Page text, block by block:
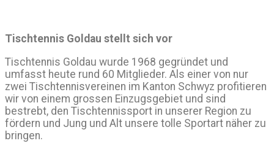
Tischtennis Goldau stellt sich vor
Tischtennis Goldau wurde 1968 gegründet und
umfasst heute rund 60 Mitglieder. Als einer von nur
zwei Tischtennisvereinen im Kanton Schwyz profitieren
wir von einem grossen Einzugsgebiet und sind
bestrebt, den Tischtennissport in unserer Region zu
fördern und Jung und Alt unsere tolle Sportart näher zu
bringen.